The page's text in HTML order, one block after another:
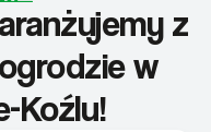
z
w
Koźlu!